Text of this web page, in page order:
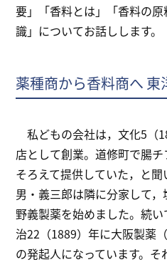
要」「香料とは」「香料の
識」についてお話しします。
薬種商から香料商へ
私どもの会社は，文化5（
店として創業。道修町で腸
そろえて提供していた，と
男・義三郎は隣に分家して
野義製薬を始めました。続
治22（1889）年に大阪製薬
の発起人になっています。